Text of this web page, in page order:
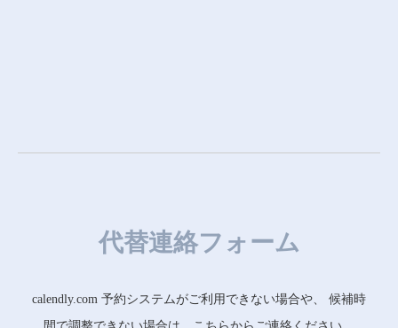
代替連絡フォーム
calendly.com 予約システムがご利用できない場合や、 候補時